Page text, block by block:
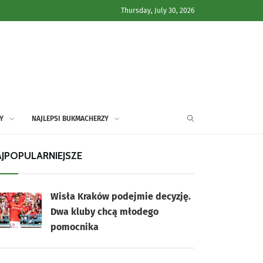
Thursday, July 30, 2026
NAJLEPSI BUKMACHERZY
Wisła Kraków podejmie decyzję.
Dwa kluby chcą młodego
pomocnika